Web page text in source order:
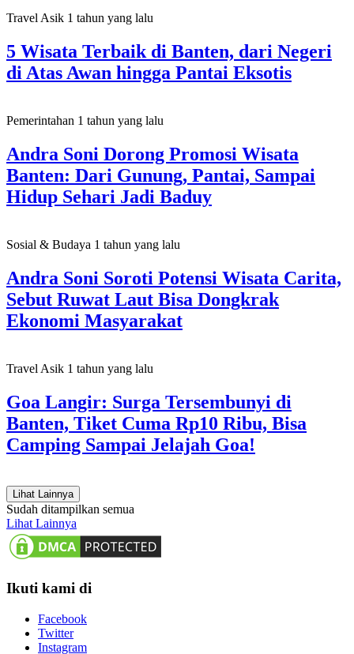
Travel Asik 1 tahun yang lalu
5 Wisata Terbaik di Banten, dari Negeri
di Atas Awan hingga Pantai Eksotis
Pemerintahan 1 tahun yang lalu
Andra Soni Dorong Promosi Wisata
Banten: Dari Gunung, Pantai, Sampai
Hidup Sehari Jadi Baduy
Sosial & Budaya 1 tahun yang lalu
Andra Soni Soroti Potensi Wisata Carita,
Sebut Ruwat Laut Bisa Dongkrak
Ekonomi Masyarakat
Travel Asik 1 tahun yang lalu
Goa Langir: Surga Tersembunyi di
Banten, Tiket Cuma Rp10 Ribu, Bisa
Camping Sampai Jelajah Goa!
Lihat Lainnya
Sudah ditampilkan semua
Lihat Lainnya
Ikuti kami di
Facebook
Twitter
Instagram